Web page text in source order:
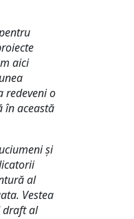
aici
redeveni o
în această
și
al
Vestea
draft al